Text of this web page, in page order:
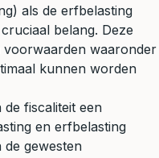
als de erfbelasting
belang. Deze
voorwaarden waaronder
kunnen worden
de fiscaliteit een
en erfbelasting
de gewesten